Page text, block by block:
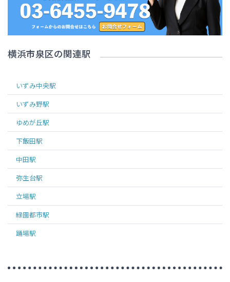
横浜市泉区の関連駅
いずみ中央駅
いずみ野駅
ゆめが丘駅
下飯田駅
中田駅
弥生台駅
立場駅
緑園都市駅
踊場駅